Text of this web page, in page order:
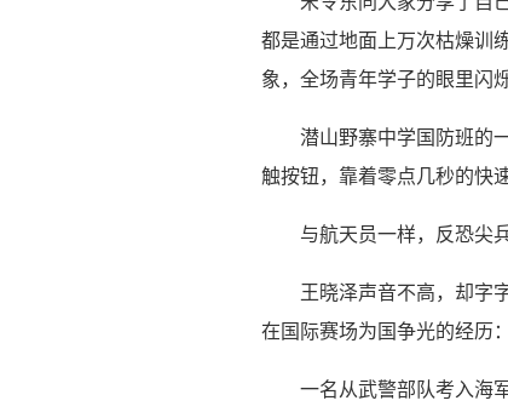
都是通过地面上万次枯燥训
象，全场青年学子的眼里闪
潜山野寨中学国防班的
触按钮，靠着零点几秒的快
与航天员一样，反恐尖
王晓泽声音不高，却字
在国际赛场为国争光的经历
一名从武警部队考入海